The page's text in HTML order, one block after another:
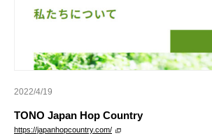
2022/4/19
TONO Japan Hop Country
https://japanhopcountry.com/